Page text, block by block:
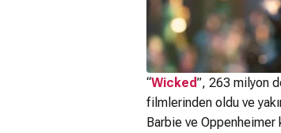
“Wicked”, 263 milyon
filmlerinden oldu ve
Barbie ve Oppenheimer